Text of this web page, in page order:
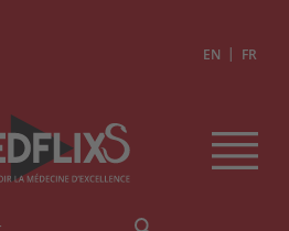
EN | FR